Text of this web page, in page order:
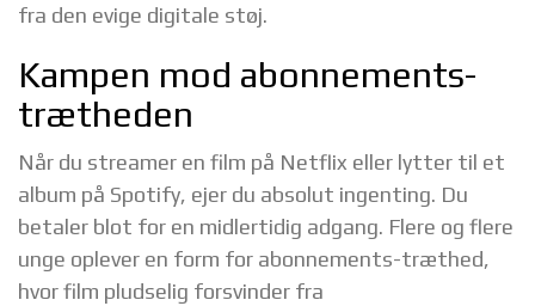
fra den evige digitale støj.
Kampen mod abonnements-
trætheden
Når du streamer en film på Netflix eller lytter til et
album på Spotify, ejer du absolut ingenting. Du
betaler blot for en midlertidig adgang. Flere og flere
unge oplever en form for abonnements-træthed,
hvor film pludselig forsvinder fra